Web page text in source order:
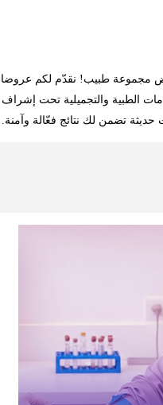
طبيب! نقدّم لكم عروضا
والتجميلية تحت إشراف
تضمن لك نتائج فعّالة وآمنة.